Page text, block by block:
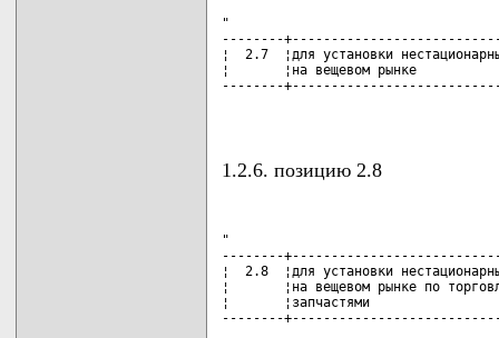
"
--------
¦  2.7  ¦для установки
¦       ¦на вещевом рынке
--------
1.2.6. позицию 2.8
"
--------
¦  2.8  ¦для установки
¦       ¦на вещевом рынке по
¦       ¦запчастями
--------